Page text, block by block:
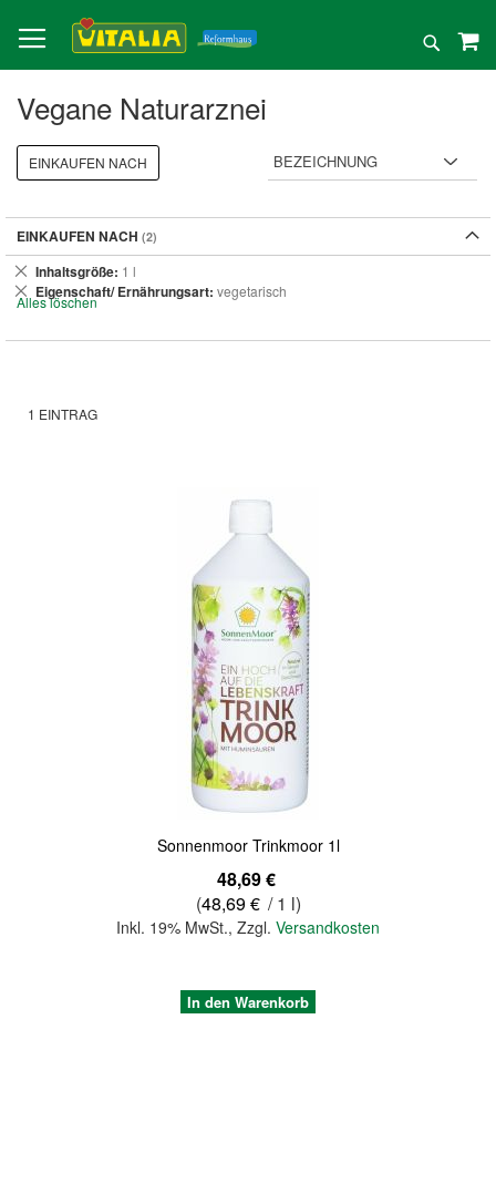
zum
Inhalt
Suche
Vegane Naturarznei
1 EINTRAG
Sonnenmoor Trinkmoor 1l
48,69 €
(48,69 € / 1 l)
Inkl. 19% MwSt., Zzgl. Versandkosten
In den Warenkorb
EINKAUFEN NACH
EINKAUFEN NACH
Inhaltsgröße 1 l
Dies
entfernen
Eigenschaft/ Ernährungsart vegetarisch
Dies
entfernen
Alles löschen